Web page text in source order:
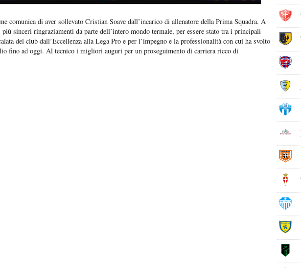
comunica di aver sollevato Cristian Soave dall’incarico di allenatore della Prima Squadra. A
sinceri ringraziamenti da parte dell’intero mondo termale, per essere stato tra i principali
del club dall’Eccellenza alla Lega Pro e per l’impegno e la professionalità con cui ha svolto
fino ad oggi. Al tecnico i migliori auguri per un proseguimento di carriera ricco di